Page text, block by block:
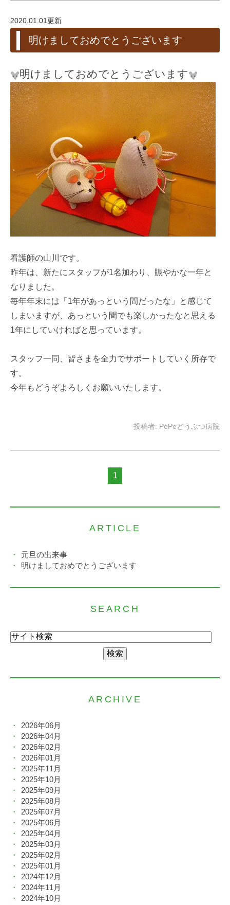
2020.01.01更新
明けましておめでとうございます
明けましておめでとうございます
看護師の山川です。
昨年は、新たにスタッフが1名加わり、賑やかな一年と
なりました。
毎年年末には「1年があっという間だったな」と感じて
しまいますが、あっという間でも楽しかったなと思える
1年にしていければと思っています。
スタッフ一同、皆さまを全力でサポートしていく所存で
す。
今年もどうぞよろしくお願いいたします。
投稿者: PePeどうぶつ病院
1
ARTICLE
元旦の出来事
明けましておめでとうございます
SEARCH
ARCHIVE
2026年06月
2026年04月
2026年02月
2026年01月
2025年11月
2025年10月
2025年09月
2025年08月
2025年07月
2025年06月
2025年04月
2025年03月
2025年02月
2025年01月
2024年12月
2024年11月
2024年10月